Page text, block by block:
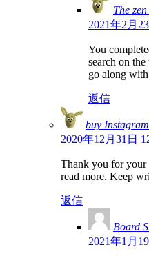
The
2021年2月
You
search on
go along
返信
buy
2020年12月31日
Thank you for
read more. Keep
返信
Board
2021年1月